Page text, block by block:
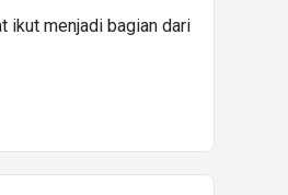
ikut menjadi bagian dari